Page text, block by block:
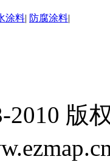
涂料| 防腐涂料|
2010 版